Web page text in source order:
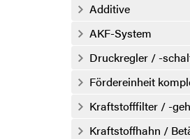
Additive
AKF-System
Druckregler / -
Fördereinheit
Kraftstofffilter / -
Kraftstoffhahn /